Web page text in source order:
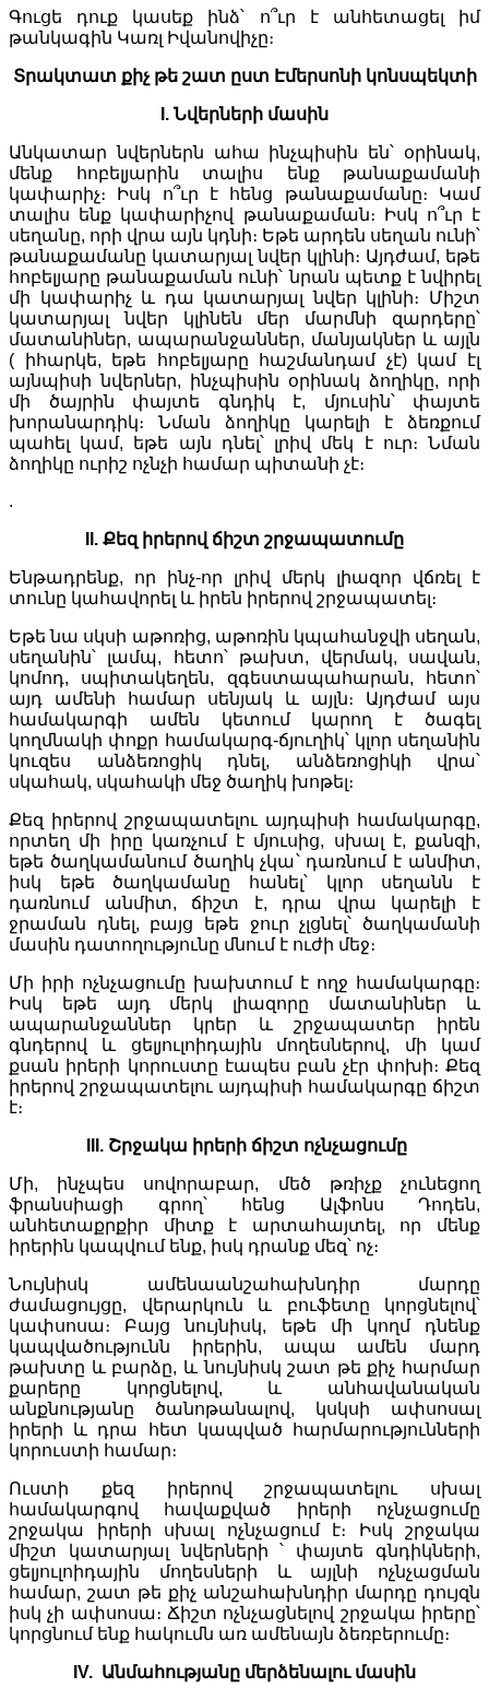
Գուցե դուք կասեք ինձ՝ ո՞ւր է անհետացել իմ
թանկագին Կառլ Իվանովիչը։
Տրակտատ քիչ թե շատ ըստ Էմերսոնի կոնսպեկտի
I. Նվերների մասին
Անկատար նվերներն ահա ինչպիսին են՝ օրինակ,
մենք հոբելյարին տալիս ենք թանաքամանի
կափարիչ։ Իսկ ո՞ւր է հենց թանաքամանը։ Կամ
տալիս ենք կափարիչով թանաքաման։ Իսկ ո՞ւր է
սեղանը, որի վրա այն կդնի։ Եթե արդեն սեղան ունի՝
թանաքամանը կատարյալ նվեր կլինի։ Այդժամ, եթե
հոբելյարը թանաքաման ունի՝ նրան պետք է նվիրել
մի կափարիչ և դա կատարյալ նվեր կլինի։ Միշտ
կատարյալ նվեր կլինեն մեր մարմնի զարդերը՝
մատանիներ, ապարանջաններ, մանյակներ և այլն
( իհարկե, եթե հոբելյարը հաշմանդամ չէ) կամ էլ
այնպիսի նվերներ, ինչպիսին օրինակ ձողիկը, որի
մի ծայրին փայտե գնդիկ է, մյուսին՝ փայտե
խորանարդիկ։ Նման ձողիկը կարելի է ձեռքում
պահել կամ, եթե այն դնել՝ լրիվ մեկ է ուր։ Նման
ձողիկը ուրիշ ոչնչի համար պիտանի չէ։
.
II. Քեզ իրերով ճիշտ շրջապատումը
Ենթադրենք, որ ինչ-որ լրիվ մերկ լիազոր վճռել է
տունը կահավորել և իրեն իրերով շրջապատել։
Եթե նա սկսի աթոռից, աթոռին կպահանջվի սեղան,
սեղանին՝ լամպ, հետո՝ թախտ, վերմակ, սավան,
կոմոդ, սպիտակեղեն, զգեստապահարան, հետո՝
այդ ամենի համար սենյակ և այլն։ Այդժամ այս
համակարգի ամեն կետում կարող է ծագել
կողմնակի փոքր համակարգ-ճյուղիկ՝ կլոր սեղանին
կուզես անձեռոցիկ դնել, անձեռոցիկի վրա՝
սկահակ, սկահակի մեջ ծաղիկ խոթել։
Քեզ իրերով շրջապատելու այդպիսի համակարգը,
որտեղ մի իրը կառչում է մյուսից, սխալ է, քանզի,
եթե ծաղկամանում ծաղիկ չկա՝ դառնում է անմիտ,
իսկ եթե ծաղկամանը հանել՝ կլոր սեղանն է
դառնում անմիտ, ճիշտ է, դրա վրա կարելի է
ջրաման դնել, բայց եթե ջուր չլցնել՝ ծաղկամանի
մասին դատողությունը մնում է ուժի մեջ։
Մի իրի ոչնչացումը խախտում է ողջ համակարգը։
Իսկ եթե այդ մերկ լիազորը մատանիներ և
ապարանջաններ կրեր և շրջապատեր իրեն
գնդերով և ցելյուլոիդային մողեսներով, մի կամ
քսան իրերի կորուստը էապես բան չէր փոխի։ Քեզ
իրերով շրջապատելու այդպիսի համակարգը ճիշտ
է։
III. Շրջակա իրերի ճիշտ ոչնչացումը
Մի, ինչպես սովորաբար, մեծ թռիչք չունեցող
ֆրանսիացի գրող՝ հենց Ալֆոնս Դոդեն,
անհետաքրքիր միտք է արտահայտել, որ մենք
իրերին կապվում ենք, իսկ դրանք մեզ՝ ոչ։
Նույնիսկ ամենաանշահախնդիր մարդը
ժամացույցը, վերարկուն և բուֆետը կորցնելով՝
կափսոսա։ Բայց նույնիսկ, եթե մի կողմ դնենք
կապվածությունն իրերին, ապա ամեն մարդ
թախտը և բարձը, և նույնիսկ շատ թե քիչ հարմար
քարերը կորցնելով, և անհավանական
անքնությանը ծանոթանալով, կսկսի ափսոսալ
իրերի և դրա հետ կապված հարմարությունների
կորուստի համար։
Ուստի քեզ իրերով շրջապատելու սխալ
համակարգով հավաքված իրերի ոչնչացումը
շրջակա իրերի սխալ ոչնչացում է։ Իսկ շրջակա
միշտ կատարյալ նվերների ՝ փայտե գնդիկների,
ցելյուլոիդային մողեսների և այլնի ոչնչացման
համար, շատ թե քիչ անշահախնդիր մարդը դույզն
իսկ չի ափսոսա։ Ճիշտ ոչնչացնելով շրջակա իրերը՝
կորցնում ենք հակումն առ ամենայն ձեռբերումը։
IV. Անմահությանը մերձենալու մասին